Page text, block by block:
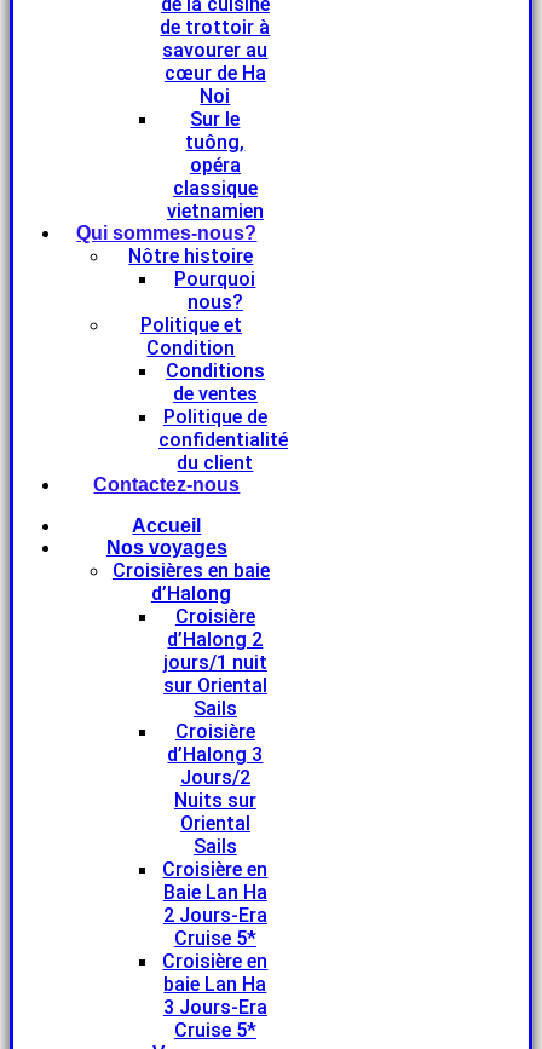
de trottoir à
savourer au
cœur de Ha
Noi
Sur le
tuông,
opéra
classique
vietnamien
Qui sommes-nous?
Nôtre histoire
Pourquoi
nous?
Politique et
Condition
Conditions
de ventes
Politique de
confidentialité
du client
Contactez-nous
Accueil
Nos voyages
Croisières en baie
d’Halong
Croisière
d’Halong 2
jours/1 nuit
sur Oriental
Sails
Croisière
d’Halong 3
Jours/2
Nuits sur
Oriental
Sails
Croisière en
Baie Lan Ha
2 Jours-Era
Cruise 5*
Croisière en
baie Lan Ha
3 Jours-Era
Cruise 5*